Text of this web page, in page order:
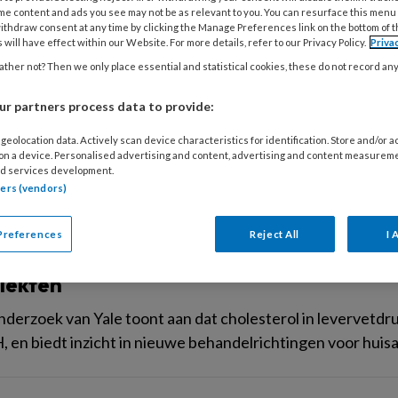
2025 ALGEMEEN MDL
met auto-immuun leverziekten bij
onderzoek onderzoekt de impact van auto-immuun
Resultaten tonen verrassende verbanden tussen
functioneren.
2025 LEEFSTIJLGENEESKUNDE
in levervetdruppels
van Yale toont aan dat cholesterol in
en biedt inzicht in nieuwe behandelrichtingen voor
content and ads you see may not be as relevant to you. You can resurface this
consent at any time by clicking the Manage Preferences link on the bottom of
will have effect within our Website. For more details, refer to our Privacy Policy.
not? Then we only place essential and statistical cookies, these do not record
partners process data to provide:
data. Actively scan device characteristics for identification. Store and/or
a device. Personalised advertising and content, advertising and content
services development.
(vendors)
Reject All I